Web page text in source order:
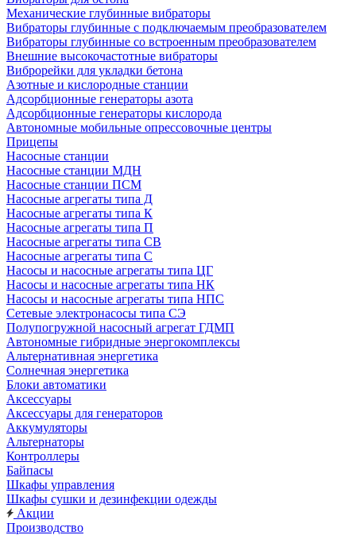
Механические глубинные вибраторы
Вибраторы глубинные с подключаемым преобразователем
Вибраторы глубинные со встроенным преобразователем
Внешние высокочастотные вибраторы
Виброрейки для укладки бетона
Азотные и кислородные станции
Адсорбционные генераторы азота
Адсорбционные генераторы кислорода
Автономные мобильные опрессовочные центры
Прицепы
Насосные станции
Насосные станции МДН
Насосные станции ПСМ
Насосные агрегаты типа Д
Насосные агрегаты типа К
Насосные агрегаты типа П
Насосные агрегаты типа СВ
Насосные агрегаты типа С
Насосы и насосные агрегаты типа ЦГ
Насосы и насосные агрегаты типа НК
Насосы и насосные агрегаты типа НПС
Сетевые электронасосы типа СЭ
Полупогружной насосный агрегат ГДМП
Автономные гибридные энергокомплексы
Альтернативная энергетика
Солнечная энергетика
Блоки автоматики
Аксессуары
Аксессуары для генераторов
Аккумуляторы
Альтернаторы
Контроллеры
Байпасы
Шкафы управления
Шкафы сушки и дезинфекции одежды
Акции
Производство